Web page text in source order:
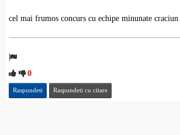
cel mai frumos concurs cu echipe minunate
0
Raspundeti Raspundeti cu citare